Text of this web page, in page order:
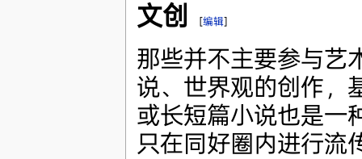
文创 [编辑]
那些并不主要参与艺
说、世界观的创作，
或长短篇小说也是一
只在同好圈内进行流